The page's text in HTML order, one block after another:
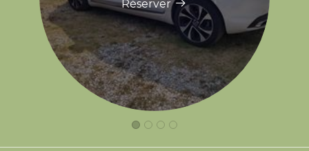
Réserver